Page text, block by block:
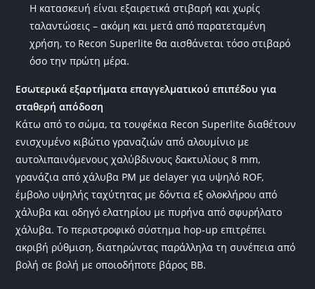
Η κατασκευή είναι εξαιρετικά στιβαρή και χωρίς
ταλαντώσεις – ακόμη και μετά από παρατεταμένη
χρήση, το Recon Superlite θα αισθάνεται τόσο στιβαρό
όσο την πρώτη μέρα.
Εσωτερικά εξαρτήματα επαγγελματικού επιπέδου για
σταθερή απόδοση
Κάτω από το σώμα, τα τουφέκια Recon Superlite διαθέτουν
ενισχυμένο κιβώτιο γραναζιών από αλουμίνιο με
αυτολιπαινόμενους χαλύβδινους δακτυλίους 8 mm,
γρανάζια από χάλυβα PM με delayer για υψηλό ROF,
έμβολο υψηλής ταχύτητας με δόντια εξ ολοκλήρου από
χάλυβα και οδηγό ελατηρίου με πυρήνα από σφυρήλατο
χάλυβα. Το περιστροφικό σύστημα hop-up επιτρέπει
ακριβή ρύθμιση, διατηρώντας παράλληλα τη συνέπεια από
βολή σε βολή με οποιοδήποτε βάρος BB.